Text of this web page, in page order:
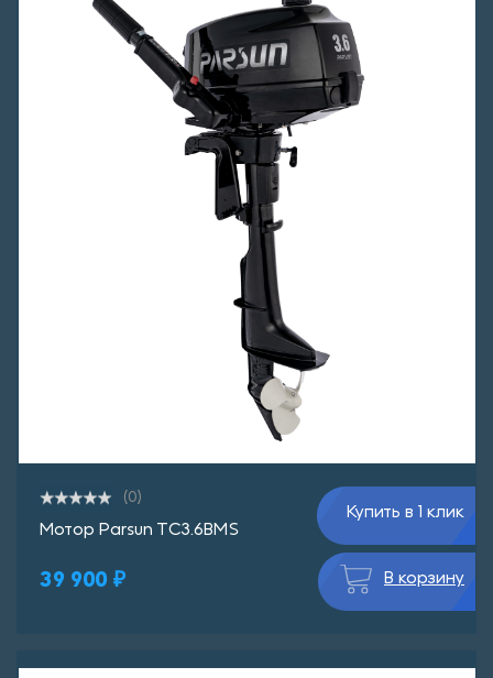
(0)
Мотор Parsun TC3.6BMS
39 900 ₽
Купить в 1 клик
В корзину